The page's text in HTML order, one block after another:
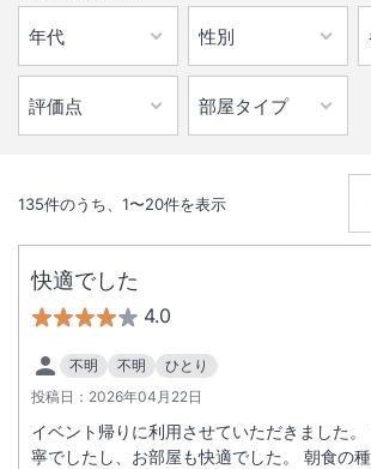
【女性のお客様に多くご利用頂いております！
成線千葉駅より徒歩5分でアクセス便利。無料朝食
無線LAN 駅徒
135件のうち、 1〜20件を表示
快適でした
4.0
不明 不明
ひとり
投稿日： 2026年04月22日
イベント帰りに利用させていただきました
寧でしたし、お部屋も快適でした。 朝食の